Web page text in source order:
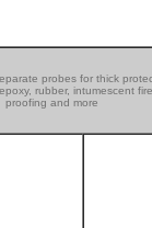
probes for thick
rubber, intumescent fire
proofing and more